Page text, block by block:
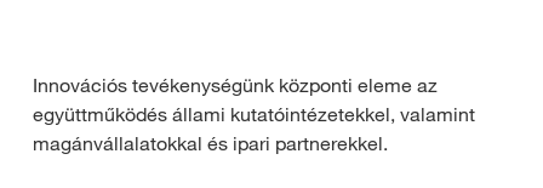
Innovációs tevékenységünk központi eleme az
együttműködés állami kutatóintézetekkel, valamint
magánvállalatokkal és ipari partnerekkel.